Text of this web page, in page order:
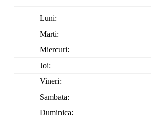
Luni:
Marti:
Miercuri:
Joi:
Vineri:
Sambata:
Duminica: